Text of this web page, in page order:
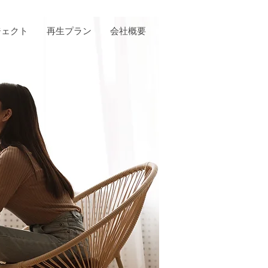
クト 再生プラン 会社概要